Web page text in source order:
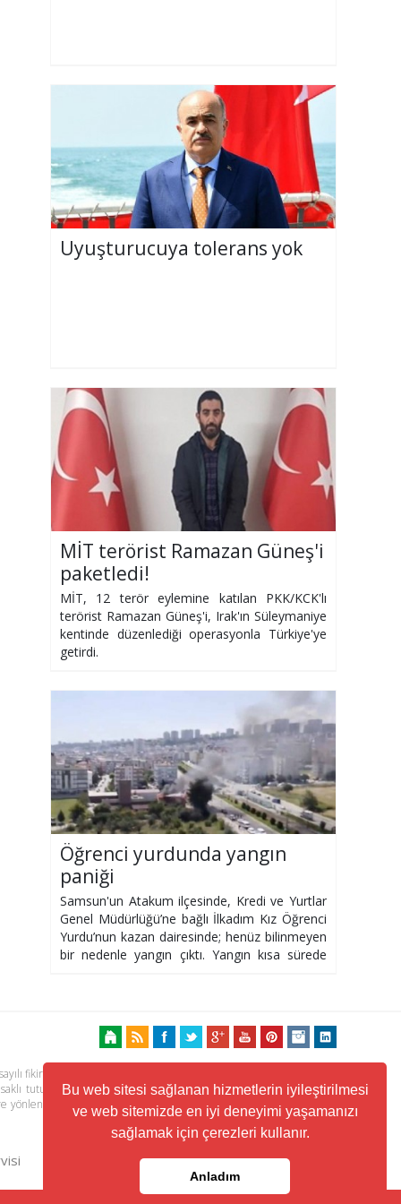
Bu web sitesi sağlanan hizmetlerin iyileştirilmesi
ve web sitemizde en iyi deneyimi yaşamanızı
sağlamak için çerezleri kullanır.
Anladım
Uyuşturucuya tolerans yok
MİT terörist Ramazan Güneş'i
paketledi!
MİT, 12 terör eylemine katılan PKK/KCK'lı
terörist Ramazan Güneş'i, Irak'ın Süleymaniye
kentinde düzenlediği operasyonla Türkiye'ye
getirdi.
Öğrenci yurdunda yangın
paniği
Samsun'un Atakum ilçesinde, Kredi ve Yurtlar
Genel Müdürlüğü’ne bağlı İlkadım Kız Öğrenci
Yurdu’nun kazan dairesinde; henüz bilinmeyen
bir nedenle yangın çıktı. Yangın kısa sürede
fikir ve sanat eserleri kanunu ile korunmaktadır. Her türlü haber,
tutulmaktadır. Yayınlanan köşe yazılarından, haberlere ve köşe
yönlendiren linklerin içeriklerinden www.kuzeyhaber.com sorumlu
Trafik ve Yol Durumu